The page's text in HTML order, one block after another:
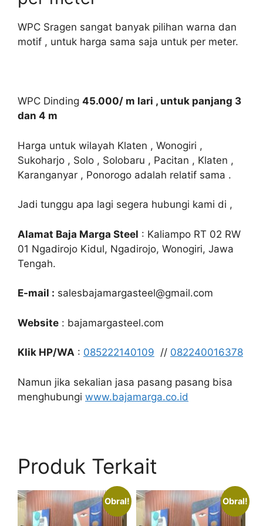
WPC Sragen sangat banyak pilihan warna dan
motif , untuk harga sama saja untuk per meter.
WPC Dinding 45.000/ m lari , untuk panjang 3
dan 4 m
Harga untuk wilayah Klaten , Wonogiri ,
Sukoharjo , Solo , Solobaru , Pacitan , Klaten ,
Karanganyar , Ponorogo adalah relatif sama .
Jadi tunggu apa lagi segera hubungi kami di ,
Alamat Baja Marga Steel : Kaliampo RT 02 RW
01 Ngadirojo Kidul, Ngadirojo, Wonogiri, Jawa
Tengah.
E-mail : salesbajamargasteel@gmail.com
Website : bajamargasteel.com
Klik HP/WA : 085222140109 // 082240016378
Namun jika sekalian jasa pasang pasang bisa
menghubungi www.bajamarga.co.id
Produk Terkait
Obral! Obral!